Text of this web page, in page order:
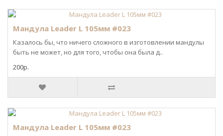
Мандула Leader L 105мм #023
Казалось бы, что ничего сложного в изготовлении мандулы
быть не может, но для того, чтобы она была д..
200р.
Мандула Leader L 105мм #023